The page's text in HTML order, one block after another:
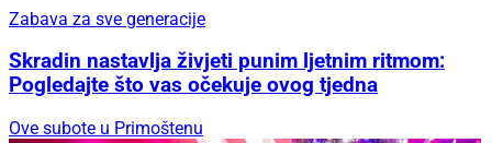
Zabava za sve generacije
Skradin nastavlja živjeti punim ljetnim ritmom:
Pogledajte što vas očekuje ovog tjedna
Ove subote u Primoštenu